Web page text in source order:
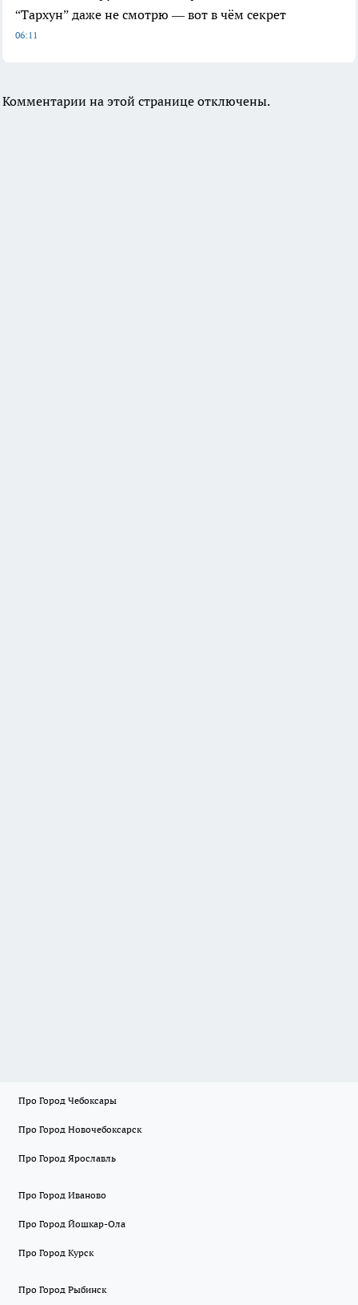
“Тархун” даже не смотрю — вот в чём секрет
06:11
Комментарии на этой странице отключены.
Про Город Чебоксары
Про Город Новочебоксарск
Про Город Ярославль
Про Город Иваново
Про Город Йошкар-Ола
Про Город Курск
Про Город Рыбинск